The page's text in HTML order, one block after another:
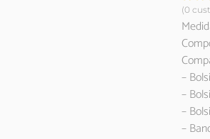
(0
–
–
–
–